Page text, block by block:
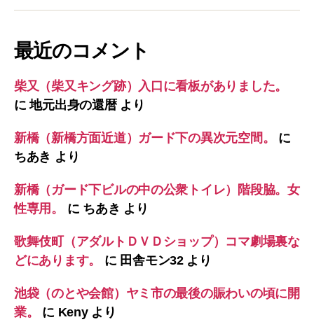
最近のコメント
柴又（柴又キング跡）入口に看板がありました。
に地元出身の還暦より
新橋（新橋方面近道）ガード下の異次元空間。
に
ちあき より
新橋（ガード下ビルの中の公衆トイレ）階段脇。女
性専用。
に ちあき より
歌舞伎町（アダルトＤＶＤショップ）コマ劇場裏な
どにあります。
に 田舎モン32より
池袋（のとや会館）ヤミ市の最後の賑わいの頃に開
業。
に Kenyより